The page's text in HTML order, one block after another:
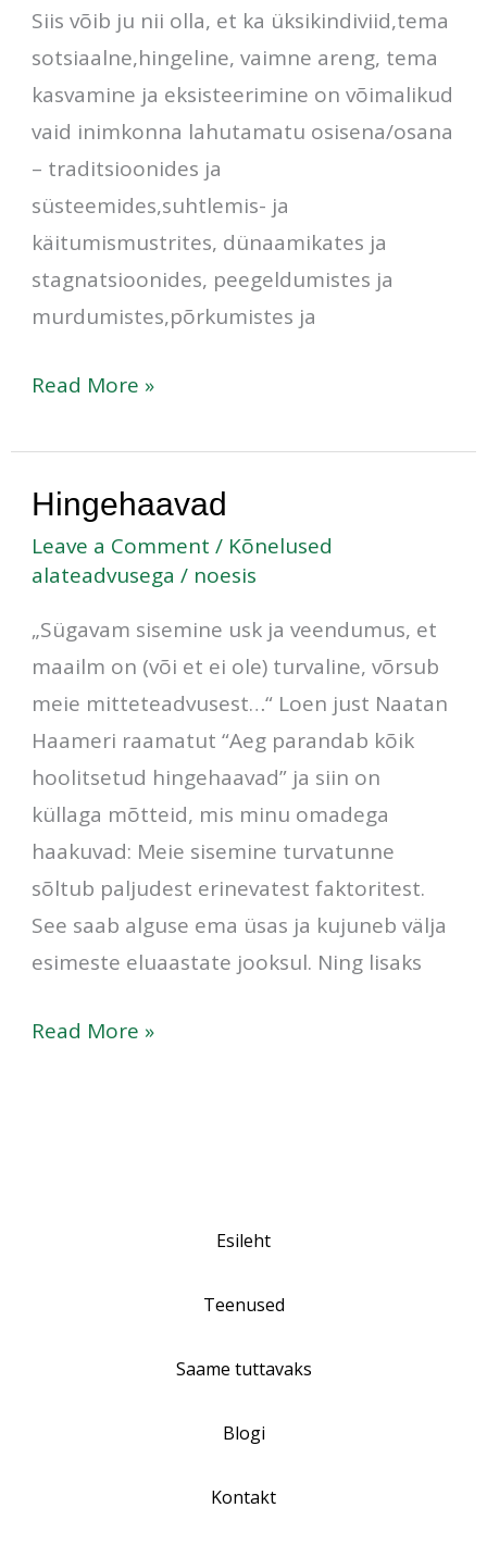
Siis võib ju nii olla, et ka üksikindiviid,tema
sotsiaalne,hingeline, vaimne areng, tema
kasvamine ja eksisteerimine on võimalikud
vaid inimkonna lahutamatu osisena/osana
– traditsioonides ja
süsteemides,suhtlemis- ja
käitumismustrites, dünaamikates ja
stagnatsioonides, peegeldumistes ja
murdumistes,põrkumistes ja
Read More »
Hingehaavad
Leave a Comment / Kõnelused
alateadvusega / noesis
„Sügavam sisemine usk ja veendumus, et
maailm on (või et ei ole) turvaline, võrsub
meie mitteteadvusest…“ Loen just Naatan
Haameri raamatut “Aeg parandab kõik
hoolitsetud hingehaavad” ja siin on
küllaga mõtteid, mis minu omadega
haakuvad: Meie sisemine turvatunne
sõltub paljudest erinevatest faktoritest.
See saab alguse ema üsas ja kujuneb välja
esimeste eluaastate jooksul. Ning lisaks
Hingehaavad
Read More »
Esileht
Teenused
Saame tuttavaks
Blogi
Kontakt